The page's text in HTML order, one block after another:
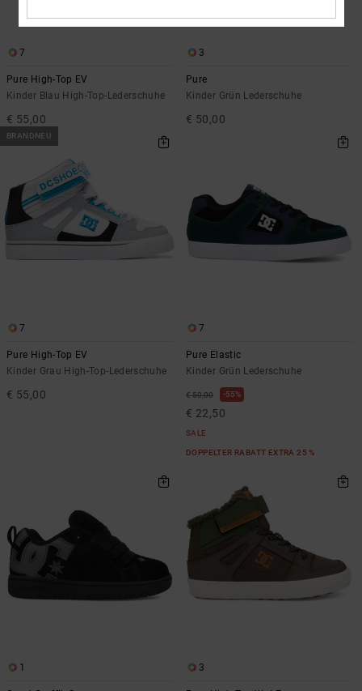
7
Pure High-Top EV
Kinder Blau High-Top-Lederschuhe
€ 55,00
3
Pure
Kinder Grün Lederschuhe
€ 50,00
BRANDNEU
7
Pure High-Top EV
Kinder Grau High-Top-Lederschuhe
€ 55,00
7
Pure Elastic
Kinder Grün Lederschuhe
€ 50,00 55%
€ 22,50
SALE
DOPPELTER RABATT EXTRA 25 %
1 3